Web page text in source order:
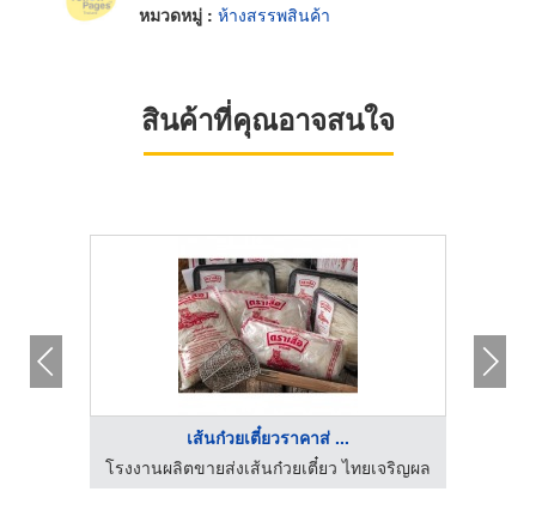
หมวดหมู่ : ห้างสรรพสินค้า
สินค้าที่คุณอาจสนใจ
เส้นก๋วยเตี๋ยวราคาส่ ...
โรงงานผลิตขายส่งเส้นก๋วยเตี๋ยว ไทยเจริญผล